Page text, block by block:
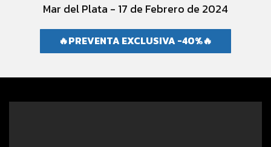
Mar del Plata - 17 de Febrero de 2024
🔥PREVENTA EXCLUSIVA -40%🔥